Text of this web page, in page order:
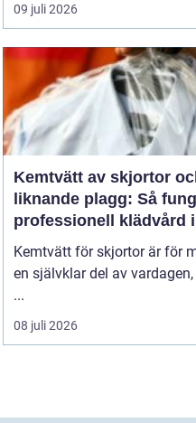
09 juli 2026
Kemtvätt av skjortor
liknande plagg: Så
professionell klädvård i
praktiken
Kemtvätt för skjortor är för
en självklar del av
...
08 juli 2026